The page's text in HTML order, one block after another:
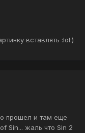
вставлять :lol:)
прошел и там еще
Sin... жаль что Sin 2